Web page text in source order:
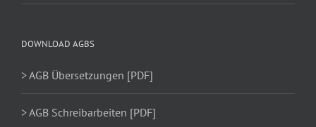
DOWNLOAD AGBS
> AGB Übersetzungen [PDF]
> AGB Schreibarbeiten [PDF]